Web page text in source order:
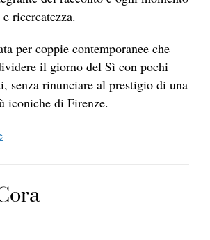
ricercatezza.
per coppie contemporanee che
il giorno del Sì con pochi
senza rinunciare al prestigio di una
iconiche di Firenze.